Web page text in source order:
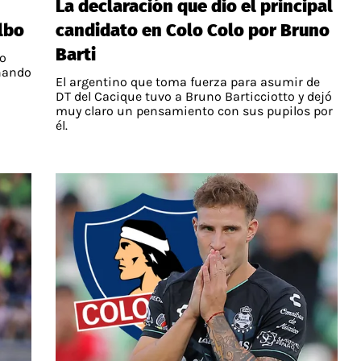
La declaración que dio el principal
candidato en Colo Colo por Bruno
Barti
El argentino que toma fuerza para asumir de
DT del Cacique tuvo a Bruno Barticciotto y dejó
muy claro un pensamiento con sus pupilos por
él.